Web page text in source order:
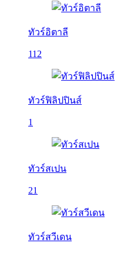
ทัวร์อิตาลี
112
ทัวร์ฟิลิปปินส์
1
ทัวร์สเปน
21
ทัวร์สวีเดน